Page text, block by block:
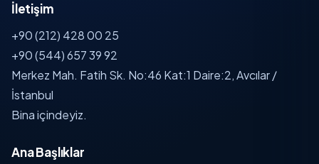
İletişim
+90 (212) 428 00 25
+90 (544) 657 39 92
Merkez Mah. Fatih Sk. No:46 Kat:1 Daire:2, Avcılar /
İstanbul
Bina içindeyiz.
Ana Başlıklar